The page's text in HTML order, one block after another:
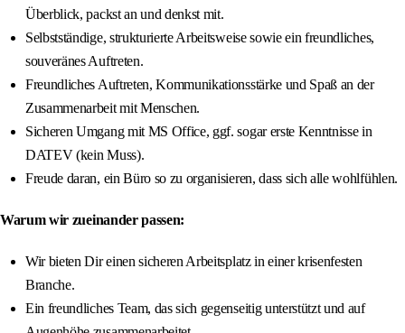
Überblick, packst an und denkst mit.
Selbstständige, strukturierte Arbeitsweise sowie ein freundliches,
souveränes Auftreten.
Freundliches Auftreten, Kommunikationsstärke und Spaß an der
Zusammenarbeit mit Menschen.
Sicheren Umgang mit MS Office, ggf. sogar erste Kenntnisse in
DATEV (kein Muss).
Freude daran, ein Büro so zu organisieren, dass sich alle wohlfühlen.
Warum wir zueinander passen:
Wir bieten Dir einen sicheren Arbeitsplatz in einer krisenfesten
Branche.
Ein freundliches Team, das sich gegenseitig unterstützt und auf